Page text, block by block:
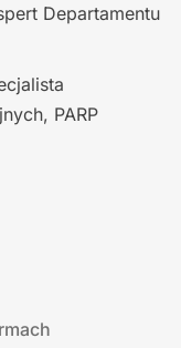
Departamentu
PARP